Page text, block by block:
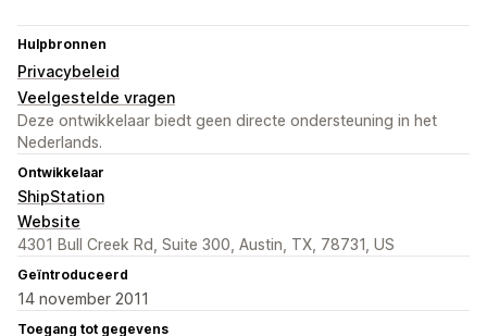
Hulpbronnen
Privacybeleid
Veelgestelde vragen
Deze ontwikkelaar biedt geen directe ondersteuning in het
Nederlands.
Ontwikkelaar
ShipStation
Website
4301 Bull Creek Rd, Suite 300, Austin, TX, 78731, US
Geïntroduceerd
14 november 2011
Toegang tot gegevens